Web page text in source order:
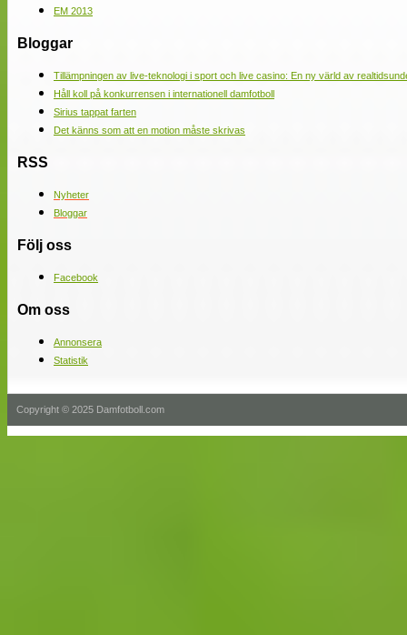
EM 2013
Bloggar
Tillämpningen av live-teknologi i sport och live casino: En ny värld av
Håll koll på konkurrensen i internationell damfotboll
Sirius tappat farten
Det känns som att en motion måste skrivas
RSS
Nyheter
Bloggar
Följ oss
Facebook
Om oss
Annonsera
Statistik
Copyright © 2025 Damfotboll.com